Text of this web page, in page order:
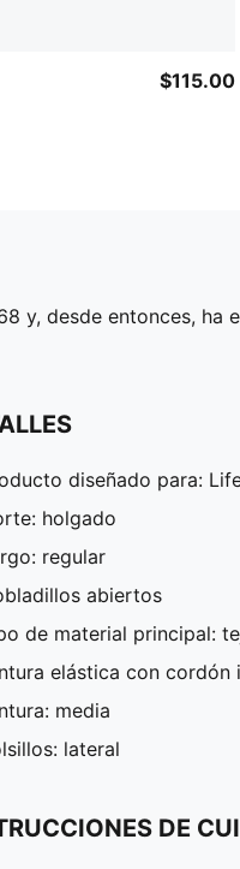
$115.00
y, desde entonces, ha
diseñado para:
holgado
regular
abiertos
de material principal:
elástica con cordón
media
lateral
DE